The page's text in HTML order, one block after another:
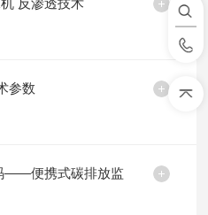
反渗透技术
参数
——便携式碳排放监